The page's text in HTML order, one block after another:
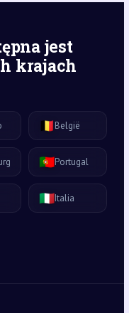
jest
krajach
🇧🇪België
🇵🇹Portugal
🇮🇹Italia